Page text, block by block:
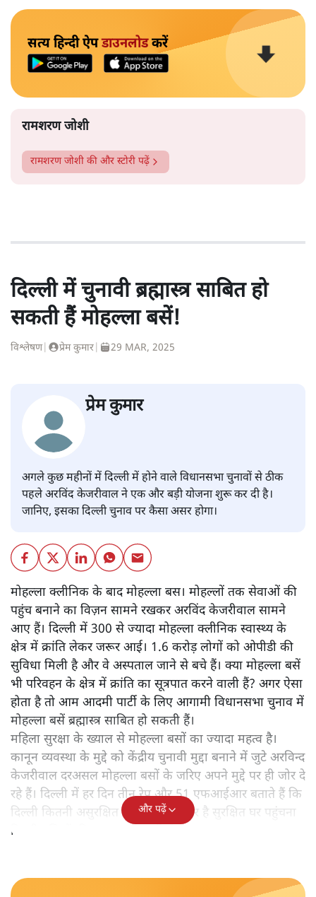
सत्य हिन्दी ऐपडाउनलोडकरें
रामशरण जोशी
रामशरण जोशी की और स्टोरी पढ़ें
दिल्ली में चुनावी ब्रह्मास्त्र साबित हो
सकती हैं मोहल्ला बसें!
विश्लेषण| प्रेम कुमार 29 MAR, 2025
प्रेम कुमार
अगले कुछ महीनों में दिल्ली में होने वाले विधानसभा चुनावों से ठीक
पहले अरविंद केजरीवाल ने एक और बड़ी योजना शुरू कर दी है।
जानिए, इसका दिल्ली चुनाव पर कैसा असर होगा।
मोहल्ला क्लीनिक के बाद मोहल्ला बस। मोहल्लों तक सेवाओं की
पहुंच बनाने का विज़न सामने रखकर अरविंद केजरीवाल सामने
आए हैं। दिल्ली में 300 से ज्यादा मोहल्ला क्लीनिक स्वास्थ्य के
क्षेत्र में क्रांति लेकर जरूर आई। 1.6 करोड़ लोगों को ओपीडी की
सुविधा मिली है और वे अस्पताल जाने से बचे हैं। क्या मोहल्ला बसें
मोहल्ला बसें ब्रह्मास्त्र साबित हो सकती हैं।